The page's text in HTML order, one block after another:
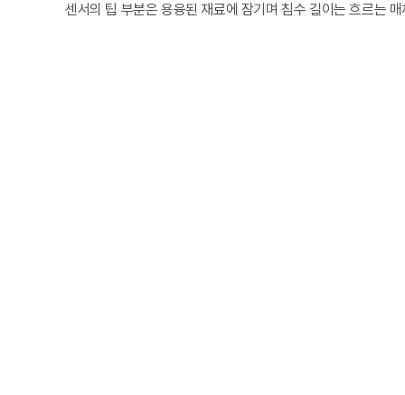
센서의 팁 부분은 용융된 재료에 잠기며 침수 길이는 흐르는